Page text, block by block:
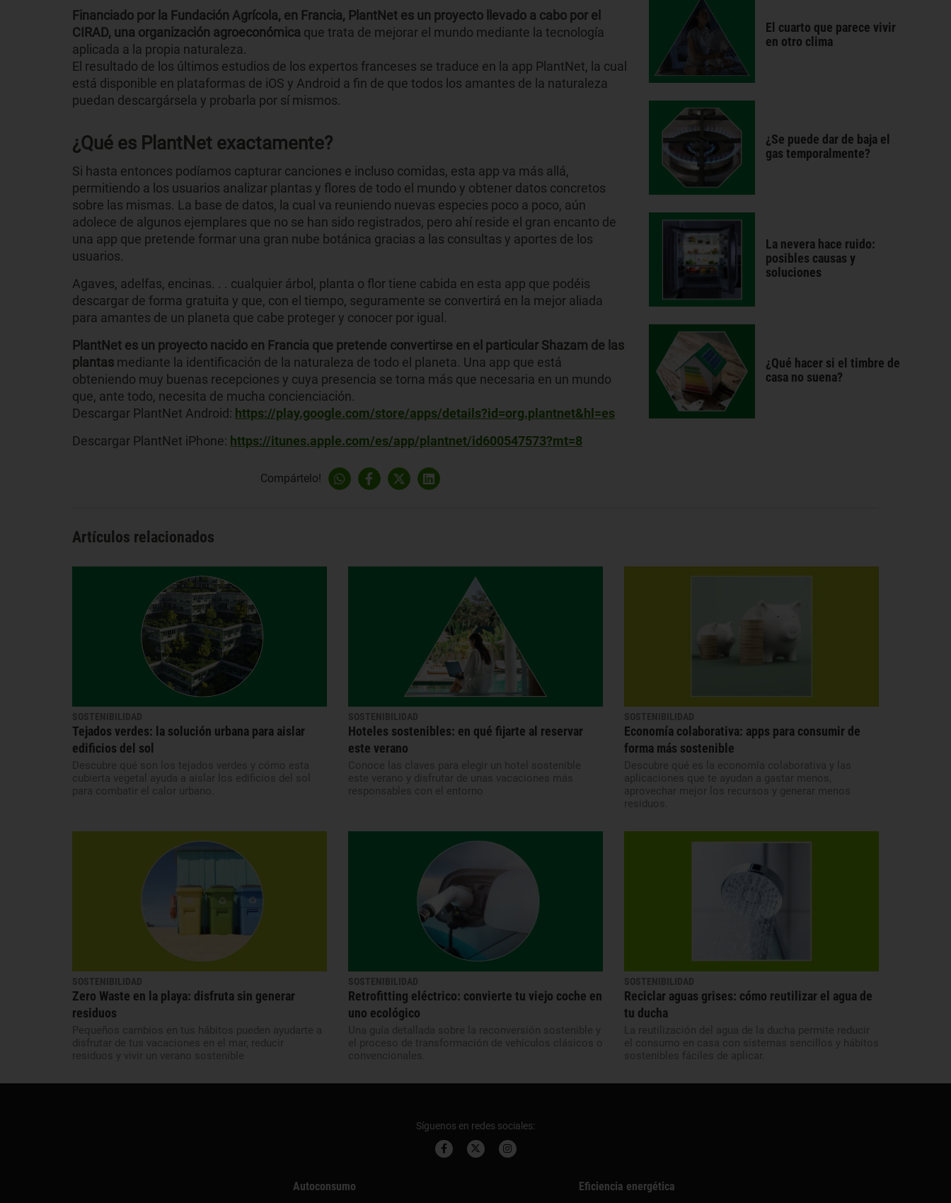
Financiado por la Fundación Agrícola, en Francia, PlantNet es un proyecto llevado a cabo por el
CIRAD, una organización agroeconómica que trata de mejorar el mundo mediante la tecnología
aplicada a la propia naturaleza.
El resultado de los últimos estudios de los expertos franceses se traduce en la app PlantNet, la cual
está disponible en plataformas de iOS y Android a fin de que todos los amantes de la naturaleza
puedan descargársela y probarla por sí mismos.
¿Qué es PlantNet exactamente?
Si hasta entonces podíamos capturar canciones e incluso comidas, esta app va más allá,
permitiendo a los usuarios analizar plantas y flores de todo el mundo y obtener datos concretos
sobre las mismas. La base de datos, la cual va reuniendo nuevas especies poco a poco, aún
adolece de algunos ejemplares que no se han sido registrados, pero ahí reside el gran encanto de
una app que pretende formar una gran nube botánica gracias a las consultas y aportes de los
usuarios.
Agaves, adelfas, encinas. . . cualquier árbol, planta o flor tiene cabida en esta app que podéis
descargar de forma gratuita y que, con el tiempo, seguramente se convertirá en la mejor aliada
para amantes de un planeta que cabe proteger y conocer por igual.
PlantNet es un proyecto nacido en Francia que pretende convertirse en el particular Shazam de las
plantas mediante la identificación de la naturaleza de todo el planeta. Una app que está
obteniendo muy buenas recepciones y cuya presencia se torna más que necesaria en un mundo
que, ante todo, necesita de mucha concienciación.
Descargar PlantNet Android: https://play.google.com/store/apps/details?id=org.plantnet&hl=es
Descargar PlantNet iPhone: https://itunes.apple.com/es/app/plantnet/id600547573?mt=8
Compártelo!
El cuarto que parece vivir
en otro clima
¿Se puede dar de baja el
gas temporalmente?
La nevera hace ruido:
posibles causas y
soluciones
¿Qué hacer si el timbre de
casa no suena?
Artículos relacionados
SOSTENIBILIDAD
Tejados verdes: la solución urbana para aislar
edificios del sol
Descubre qué son los tejados verdes y cómo esta
cubierta vegetal ayuda a aislar los edificios del sol
para combatir el calor urbano.
SOSTENIBILIDAD
Hoteles sostenibles: en qué fijarte al reservar
este verano
Conoce las claves para elegir un hotel sostenible
este verano y disfrutar de unas vacaciones más
responsables con el entorno
SOSTENIBILIDAD
Economía colaborativa: apps para consumir de
forma más sostenible
Descubre qué es la economía colaborativa y las
aplicaciones que te ayudan a gastar menos,
aprovechar mejor los recursos y generar menos
residuos.
SOSTENIBILIDAD
Zero Waste en la playa: disfruta sin generar
residuos
Pequeños cambios en tus hábitos pueden ayudarte a
disfrutar de tus vacaciones en el mar, reducir
residuos y vivir un verano sostenible
SOSTENIBILIDAD
Retrofitting eléctrico: convierte tu viejo coche en
uno ecológico
Una guía detallada sobre la reconversión sostenible y
el proceso de transformación de vehículos clásicos o
convencionales.
SOSTENIBILIDAD
Reciclar aguas grises: cómo reutilizar el agua de
tu ducha
La reutilización del agua de la ducha permite reducir
el consumo en casa con sistemas sencillos y hábitos
sostenibles fáciles de aplicar.
Síguenos en redes sociales:
Autoconsumo Eficiencia energética